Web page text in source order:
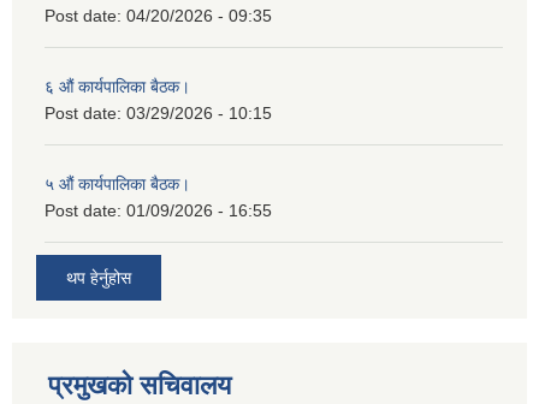
Post date: 04/20/2026 - 09:35
६ औं कार्यपालिका बैठक।
Post date: 03/29/2026 - 10:15
५ औं कार्यपालिका बैठक।
Post date: 01/09/2026 - 16:55
थप हेर्नुहोस
प्रमुखको सचिवालय